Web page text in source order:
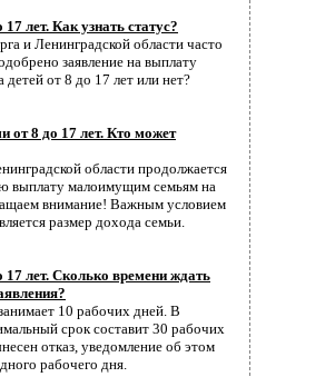
лет. Как узнать статус?
и Ленинградской области часто
заявление на выплату
от 8 до 17 лет или нет?
от 8 до 17 лет. Кто может
области продолжается
выплату малоимущим семьям на
внимание! Важным условием
размер дохода семьи.
17 лет. Сколько времени ждать
10 рабочих дней. В
срок составит 30 рабочих
отказ, уведомление об этом
рабочего дня.